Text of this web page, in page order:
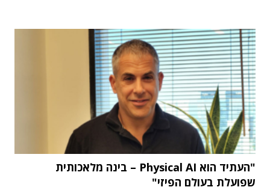
"העתיד הוא Physical AI – בינה מלאכותית
שפועלת בעולם הפיזי"